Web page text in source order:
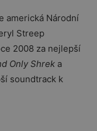
americká Národní
Streep
2008 za nejlepší
Only Shrek a
soundtrack k